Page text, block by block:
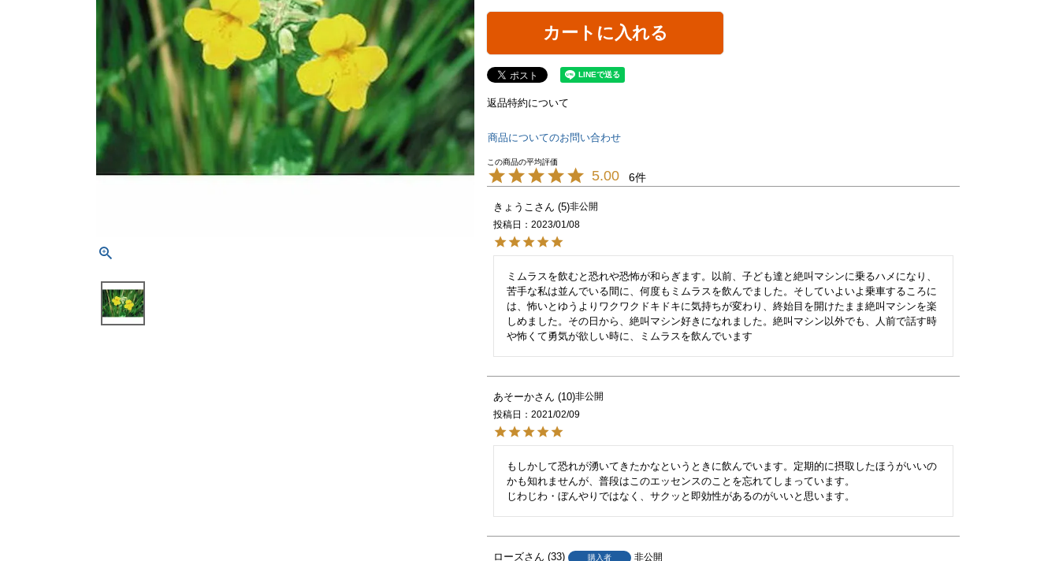
カートに入れる
返品特約について
商品についてのお問い合わせ
5.00 6
きょうこ 5 非公開
投稿日
2023/01/08
ミムラスを飲むと恐れや恐怖が和らぎます。以前、子ども達と絶叫マシンに乗るハメになり、
苦手な私は並んでいる間に、何度もミムラスを飲んでました。そしていよいよ乗車するころに
は、怖いとゆうよりワクワクドキドキに気持ちが変わり、終始目を開けたまま絶叫マシンを楽
しめました。その日から、絶叫マシン好きになれました。絶叫マシン以外でも、人前で話す時
や怖くて勇気が欲しい時に、ミムラスを飲んでいます
あそーか 10 非公開
投稿日
2021/02/09
もしかして恐れが湧いてきたかなというときに飲んでいます。定期的に摂取したほうがいいの
かも知れませんが、普段はこのエッセンスのことを忘れてしまっています。
じわじわ・ぼんやりではなく、サクッと即効性があるのがいいと思います。
ローズ 33 購入者
非公開